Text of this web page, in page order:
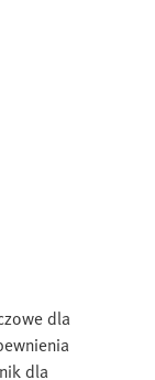
dla
dla